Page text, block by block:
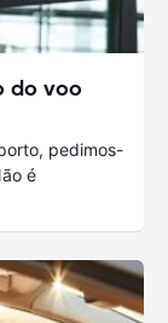
do voo
pedimos-
é